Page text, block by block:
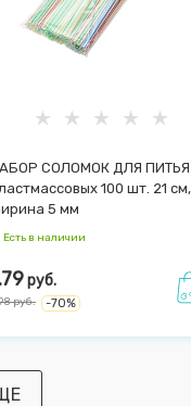
СОЛОМОК ДЛЯ ПИТЬЯ
100 шт. 21 см,
5 мм
Есть в наличии
руб.
руб. -70%